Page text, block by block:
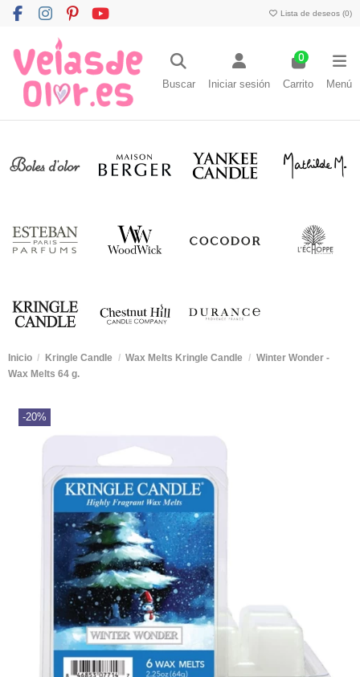
Lista de deseos (0)
Buscar Iniciar sesión
0
Carrito Menú
Inicio Kringle Candle Wax Melts Kringle Candle
Winter Wonder -
Wax Melts 64 g.
-20%